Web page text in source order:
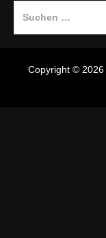
Copyright © 2026